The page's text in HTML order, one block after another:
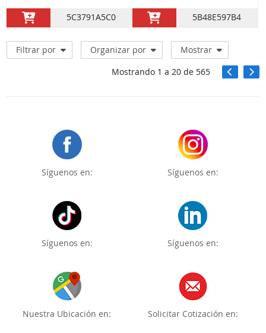
5C3791A5C0 5B48E597B4
Filtrar por Organizar por
Mostrar
Mostrando 1 a 20de 565
Síguenos en: Síguenos en:
Síguenos en: Síguenos en:
Nuestra Ubicación en: Solicitar Cotización en: